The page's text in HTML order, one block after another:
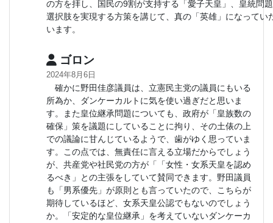
の方を拝し、国民の9割が支持する「愛子天皇」、皇統問
選択肢を実現する方策を講じて、真の「英雄」になってい
います。
ゴロン
2024年8月6日
確かに野田佳彦議員は、立憲民主党の議員にもいる
所為か、ダンケーカルトに気を使い過ぎだと思いま
す。また皇位継承問題についても、政府が「皇族数の
確保」策を議題にしていることに拘り、その土俵の上
での議論に甘んじているようで、歯がゆく思っていま
す。この点では、無責任に言える立場だからでしょう
が、共産党や社民党の方が「「女性・女系天皇を認め
るべき」との主張をしていて賛同できます。野田議員
も「男系優先」が原則とも言っていたので、こちらが
期待しているほど、女系天皇公認でもないのでしょう
か。「安定的な皇位継承」を考えていないダンケーカ